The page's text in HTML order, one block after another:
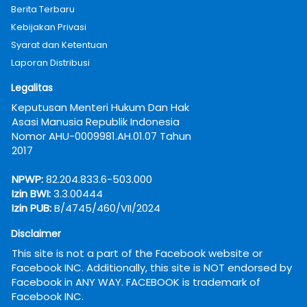
Berita Terbaru
Kebijakan Privasi
Syarat dan Ketentuan
Laporan Distribusi
Legalitas
Keputusan Menteri Hukum Dan Hak
Asasi Manusia Republik Indonesia
Nomor AHU-0009981.AH.01.07 Tahun
2017
NPWP: 82.204.833.6-503.000
Izin BWI: 3.3.00444
Izin PUB: B/4745/460/VII/2024
Disclaimer
This site is not a part of the Facebook website or
Facebook INC. Additionally, this site is NOT endorsed by
Facebook in ANY WAY. FACEBOOK is trademark of
Facebook INC.